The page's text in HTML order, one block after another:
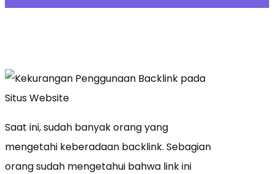
Saat ini, sudah banyak orang yang
mengetahi keberadaan backlink. Sebagian
orang sudah mengetahui bahwa link ini